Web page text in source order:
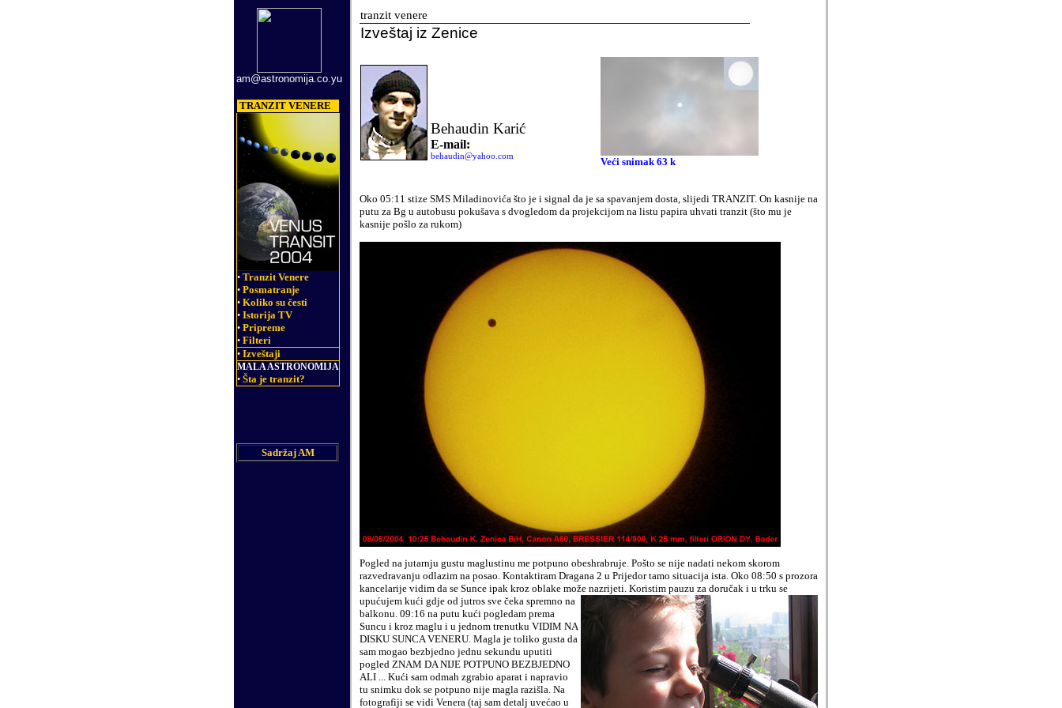
am@astronomija.co.yu
TRANZIT VENERE
• Tranzit Venere
• Posmatranje
• Koliko su česti
• Istorija TV
• Pripreme
• Filteri
• Izveštaji
MALA ASTRONOMIJA
• Šta je tranzit?
Sadržaj AM
tranzit venere
Izveštaj iz Zenice
Behaudin Karić
E-mail:
behaudin@yahoo.com Veći snimak 63 k
Oko 05:11 stize SMS Miladinovića što je i signal da je sa spavanjem dosta, slijedi TRANZIT. On kasnije na
putu za Bg u autobusu pokušava s dvogledom da projekcijom na listu papira uhvati tranzit (što mu je
kasnije pošlo za rukom)
Pogled na jutarnju gustu maglustinu me potpuno obeshrabruje. Pošto se nije nadati nekom skorom
razvedravanju odlazim na posao. Kontaktiram Dragana 2 u Prijedor tamo situacija ista. Oko 08:50 s prozora
kancelarije vidim da se Sunce ipak kroz oblake može nazrijeti. Koristim pauzu za doručak i u trku se
upućujem kući gdje od jutros sve čeka spremno na
balkonu. 09:16 na putu kući pogledam prema
Suncu i kroz maglu i u jednom trenutku VIDIM NA
DISKU SUNCA VENERU. Magla je toliko gusta da
sam mogao bezbjedno jednu sekundu uputiti
pogled ZNAM DA NIJE POTPUNO BEZBJEDNO
ALI ... Kući sam odmah zgrabio aparat i napravio
tu snimku dok se potpuno nije magla razišla. Na
fotografiji se vidi Venera (taj sam detalj uvećao u